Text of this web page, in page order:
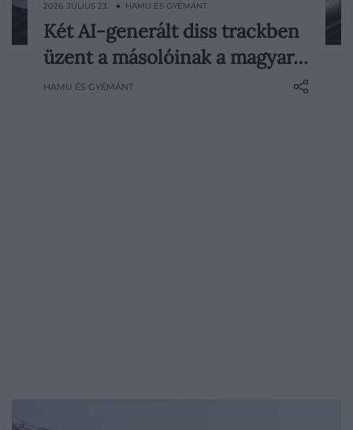
Jogi eljárást indított a Tipton Eyeworks
egy spanyol szemüvegcéggel szemben. A
több mint 25 éve épülő magyar márka
2026. JÚLIUS 23. ● HAMU ÉS GYÉMÁNT
Két AI-generált diss trackben
üzent a másolóinak a magyar…
HAMU ÉS GYÉMÁNT